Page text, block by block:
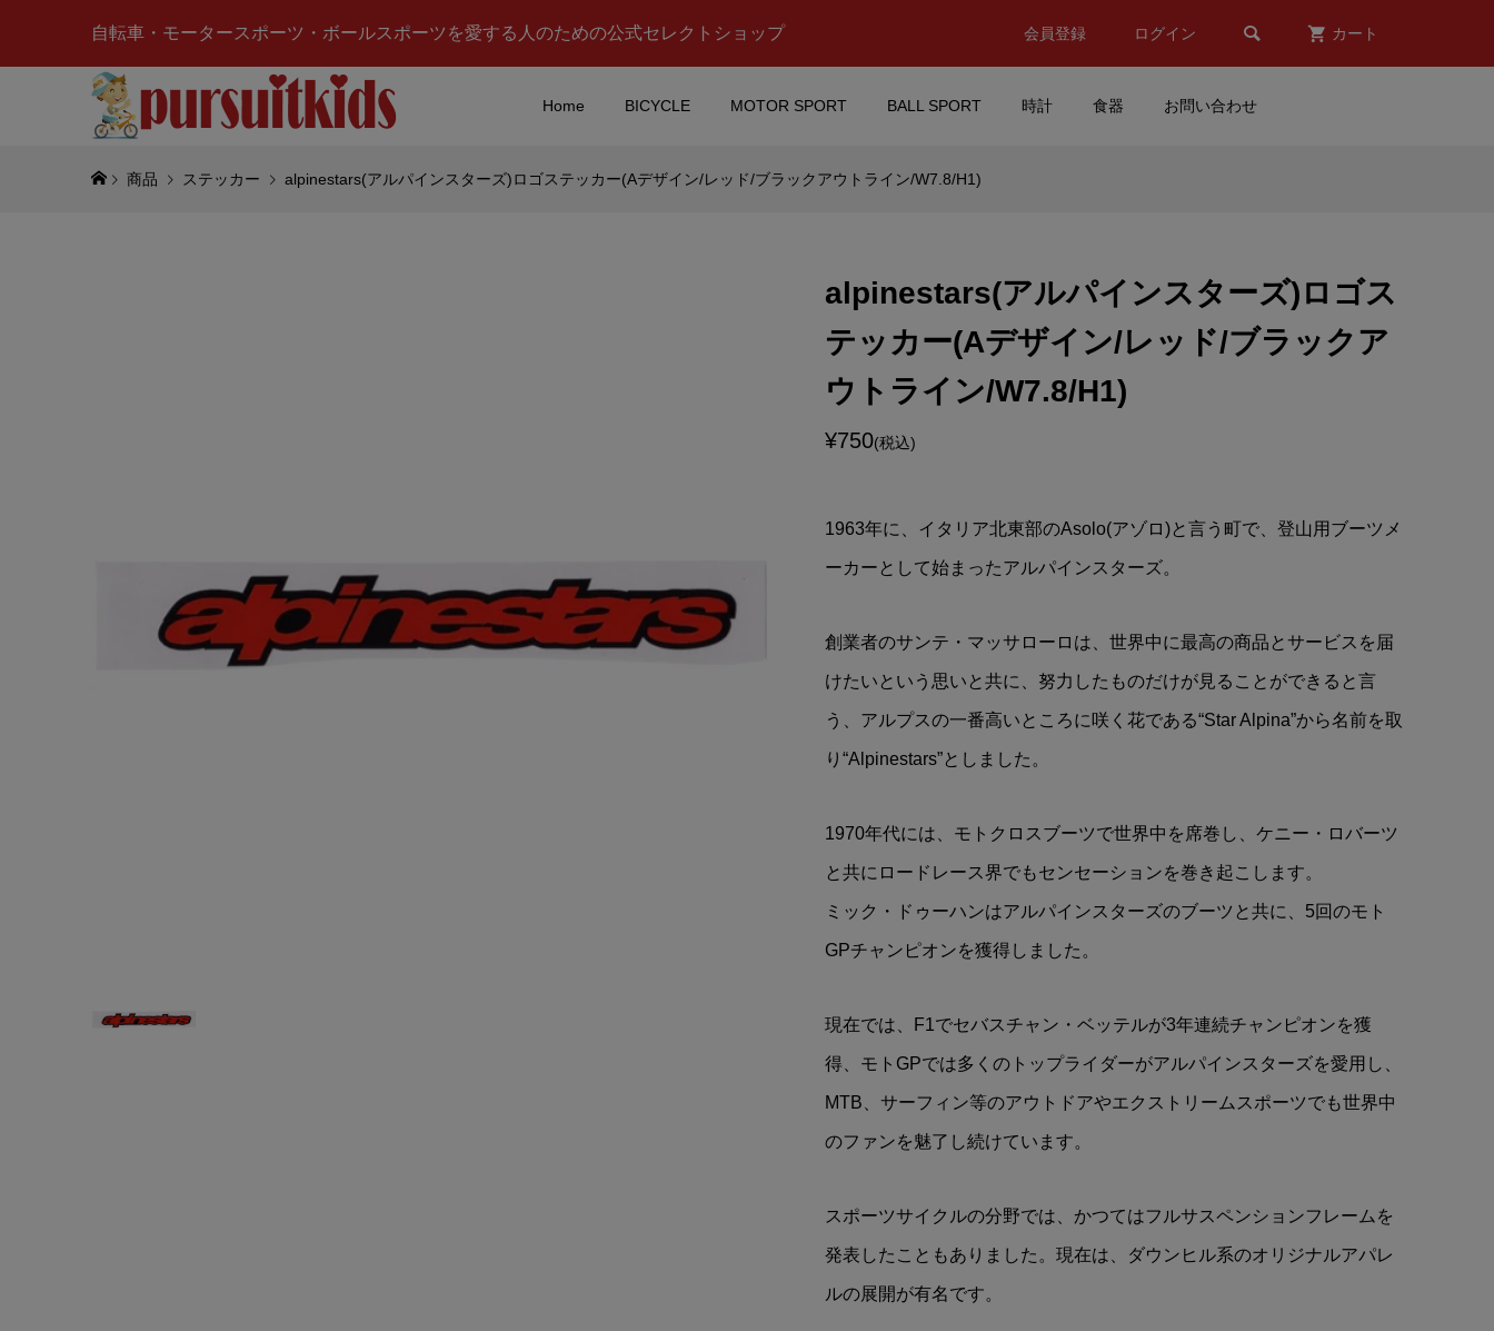
自転車・モータースポーツ・ボールスポーツを愛する人のための公式セレクトショップ 会員登録 ログイン  カート
Home BICYCLE MOTOR SPORT BALL SPORT 時計 食器 お問い合わせ
¥600 (税込)
¥10,500(税込)
SCUDERIA FERRARI(スクー
デリアフェラーリ)Hyper Car
¥16,500(税込)
Beta RACING(ベータレーシ
¥4,180(税込)
ッカー(100周年記念/ブラッ
ク)
デリア フェラー
商品 ステッカー alpinestars(アルパインスターズ)ロゴステッカー(Aデザイン/レッド/ブラックアウトライン/W7.8/H1)
alpinestars(アルパインスターズ)ロゴス
テッカー(Aデザイン/レッド/ブラックア
ウトライン/W7.8/H1)
¥750(税込)
1963年に、イタリア北東部のAsolo(アゾロ)と言う町で、登山用ブーツメ
ーカーとして始まったアルパインスターズ。
創業者のサンテ・マッサローロは、世界中に最高の商品とサービスを届
けたいという思いと共に、努力したものだけが見ることができると言
う、アルプスの一番高いところに咲く花である“Star Alpina”から名前を取
り“Alpinestars”としました。
1970年代には、モトクロスブーツで世界中を席巻し、ケニー・ロバーツ
と共にロードレース界でもセンセーションを巻き起こします。
ミック・ドゥーハンはアルパインスターズのブーツと共に、5回のモト
GPチャンピオンを獲得しました。
現在では、F1でセバスチャン・ベッテルが3年連続チャンピオンを獲
得、モトGPでは多くのトップライダーがアルパインスターズを愛用し、
MTB、サーフィン等のアウトドアやエクストリームスポーツでも世界中
のファンを魅了し続けています。
スポーツサイクルの分野では、かつてはフルサスペンションフレームを
発表したこともありました。現在は、ダウンヒル系のオリジナルアパレ
ルの展開が有名です。